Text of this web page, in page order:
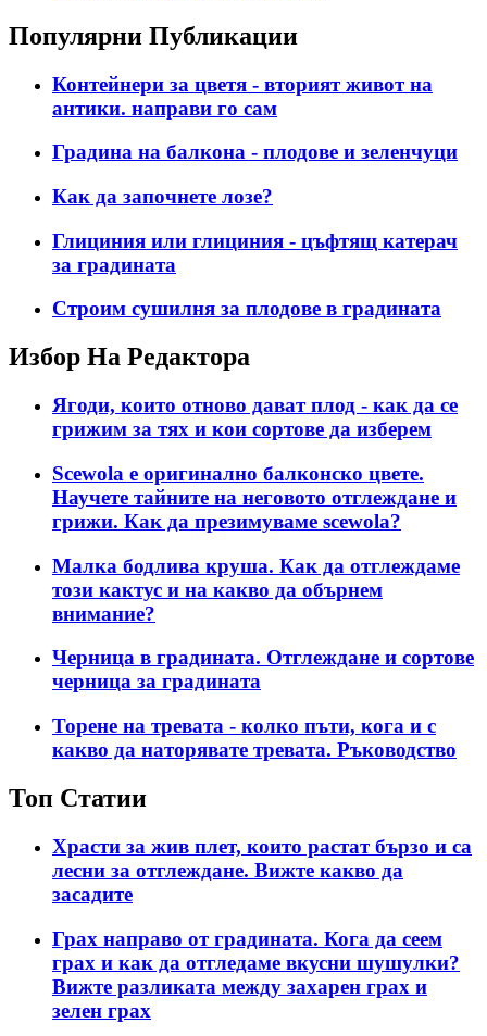
Популярни Публикации
Контейнери за цветя - вторият живот на
антики. направи го сам
Градина на балкона - плодове и зеленчуци
Как да започнете лозе?
Глициния или глициния - цъфтящ катерач
за градината
Строим сушилня за плодове в градината
Избор На Редактора
Ягоди, които отново дават плод - как да се
грижим за тях и кои сортове да изберем
Scewola е оригинално балконско цвете.
Научете тайните на неговото отглеждане и
грижи. Как да презимуваме scewola?
Малка бодлива круша. Как да отглеждаме
този кактус и на какво да обърнем
внимание?
Черница в градината. Отглеждане и сортове
черница за градината
Торене на тревата - колко пъти, кога и с
какво да наторявате тревата. Ръководство
Топ Статии
Храсти за жив плет, които растат бързо и са
лесни за отглеждане. Вижте какво да
засадите
Грах направо от градината. Кога да сеем
грах и как да отгледаме вкусни шушулки?
Вижте разликата между захарен грах и
зелен грах